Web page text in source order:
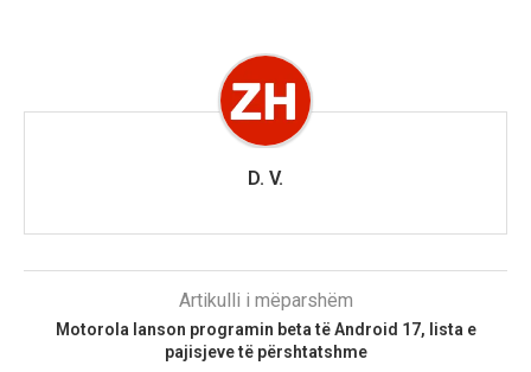
D. V.
Artikulli i mëparshëm
Motorola lanson programin beta të Android 17, lista e
pajisjeve të përshtatshme